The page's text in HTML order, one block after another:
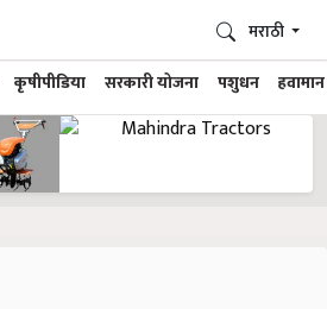
कृषीपीडिया सरकारी योजना पशुधन हवामान
मराठी